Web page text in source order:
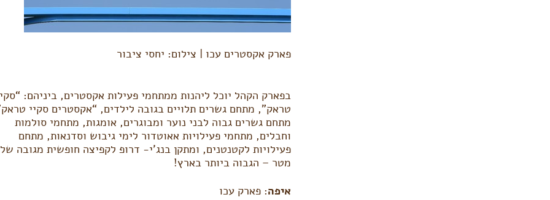
פארק אקסטרים עכו | צילום: יחסי ציבור
בפארק הקהל יוכל ליהנות ממתחמי פעילות אקסטרים, ביניהם:
טראק”, מתחם גשרים תלויים בגובה לילדים, “אקסטרים סקיי
מתחם גשרים גבוה לבני נוער ומבוגרים, אומגות, מתחמי סולמות
וחבלים, מתחמי פעילויות אאוטדור לימי גיבוש וסדנאות, מתחם
מטר – הגבוה ביותר בארץ!
איפה: פארק עכו